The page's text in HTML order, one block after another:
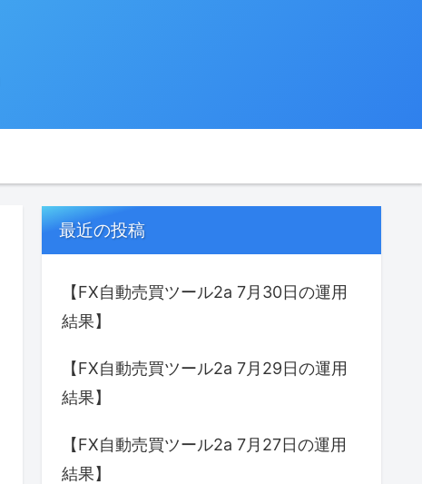
最近の投稿
【FX自動売買ツール2a 7月30日の運用
結果】
【FX自動売買ツール2a 7月29日の運用
結果】
【FX自動売買ツール2a 7月27日の運用
結果】